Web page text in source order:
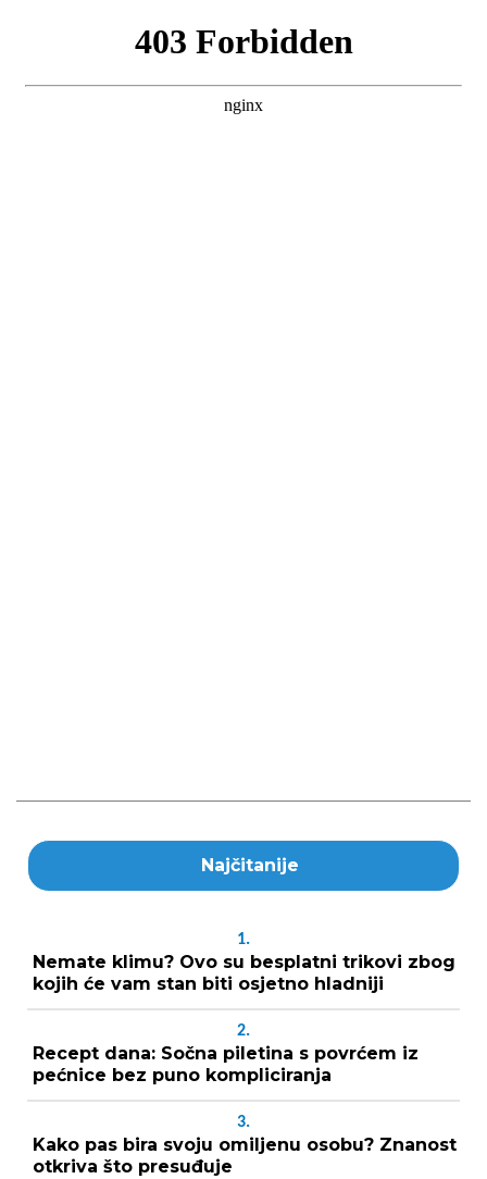
Najčitanije
1.
Nemate klimu? Ovo su besplatni trikovi zbog
kojih će vam stan biti osjetno hladniji
2.
Recept dana: Sočna piletina s povrćem iz
pećnice bez puno kompliciranja
3.
Kako pas bira svoju omiljenu osobu? Znanost
otkriva što presuđuje